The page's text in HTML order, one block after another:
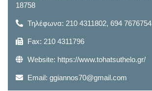
18758
Τηλέφωνα: 210 4311802, 694 7676754
Fax: 210 4311796
Website: https://www.tohatsuthelo.gr/
Email: ggiannos70@gmail.com